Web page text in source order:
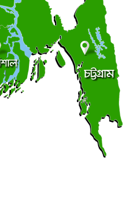
সেন্টারের উদ্বোধন